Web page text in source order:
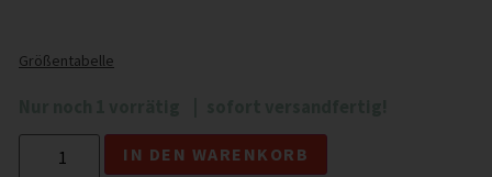
Größentabelle
IN DEN WARENKORB